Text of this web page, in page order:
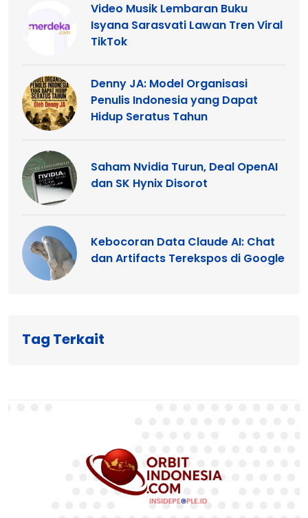
Video Musik Lembaran Buku
Isyana Sarasvati Lawan Tren Viral
TikTok
Denny JA: Model Organisasi
Penulis Indonesia yang Dapat
Hidup Seratus Tahun
Saham Nvidia Turun, Deal OpenAI
dan SK Hynix Disorot
Kebocoran Data Claude AI: Chat
dan Artifacts Terekspos di Google
Tag Terkait